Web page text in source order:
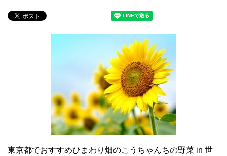
東京都でおすすめひまわり畑のこうちゃんちの野菜 in 世